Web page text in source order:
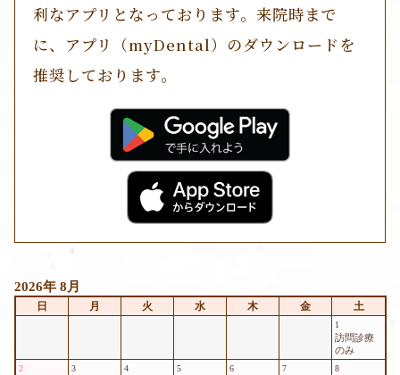
利なアプリとなっております。来院時まで
に、アプリ（myDental）のダウンロードを
推奨しております。